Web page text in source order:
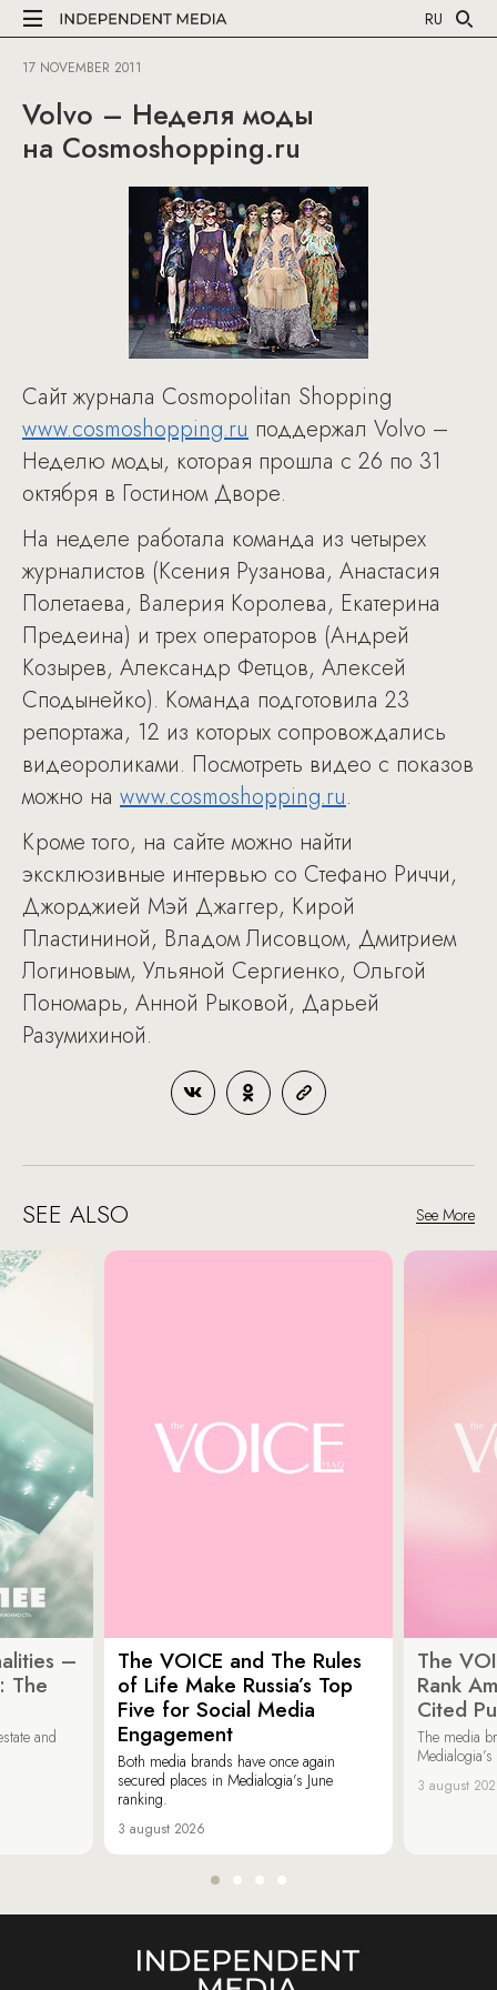
RU
17 NOVEMBER 2011
Volvo – Неделя моды
на Cosmoshopping.ru
Сайт журнала Cosmopolitan Shopping
www.cosmoshopping.ru поддержал Volvo –
Неделю моды, которая прошла с 26 по 31
октября в Гостином Дворе.
На неделе работала команда из четырех
журналистов (Ксения Рузанова, Анастасия
Полетаева, Валерия Королева, Екатерина
Предеина) и трех операторов (Андрей
Козырев, Александр Фетцов, Алексей
Сподынейко). Команда подготовила 23
репортажа, 12 из которых сопровождались
видеороликами. Посмотреть видео с показов
можно на www.cosmoshopping.ru.
Кроме того, на сайте можно найти
эксклюзивные интервью со Стефано Риччи,
Джорджией Мэй Джаггер, Кирой
Пластининой, Владом Лисовцом, Дмитрием
Логиновым, Ульяной Сергиенко, Ольгой
Пономарь, Анной Рыковой, Дарьей
Разумихиной.
SEE ALSO See More
–
The
and
The VOICE and The Rules
of Life Make Russia’s Top
Five for Social Media
Engagement
Both media brands have once again
secured places in Medialogia’s June
ranking.
3 august 2026
The
Rank
Cited
The media
3 august